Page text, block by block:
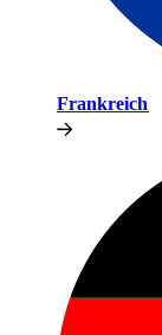
Frankreich​​